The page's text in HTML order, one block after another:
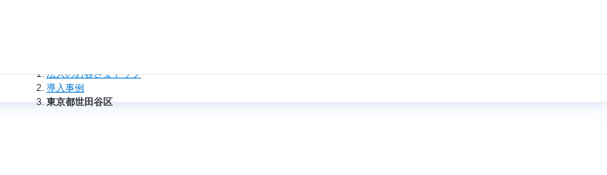
法人のお客さまトップ
導入事例
東京都世田谷区